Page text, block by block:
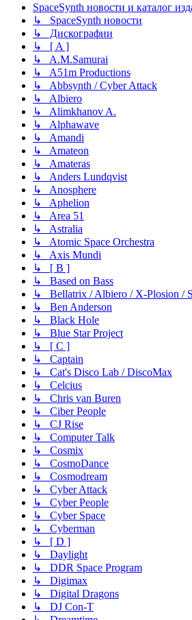
SpaceSynth новости и каталог
↳ SpaceSynth новости
↳ Дискографии
↳ [ A ]
↳ A.M.Samurai
↳ A51m Productions
↳ Abbsynth / Cyber Attack
↳ Albiero
↳ Alimkhanov A.
↳ Alphawave
↳ Amandi
↳ Amateon
↳ Amateras
↳ Anders Lundqvist
↳ Anosphere
↳ Aphelion
↳ Area 51
↳ Astralia
↳ Atomic Space Orchestra
↳ Axis Mundi
↳ [ B ]
↳ Based on Bass
↳ Bellatrix / Albiero / X-Plosion /
↳ Ben Anderson
↳ Black Hole
↳ Blue Star Project
↳ [ C ]
↳ Captain
↳ Cat's Disco Lab / DiscoMax
↳ Celcius
↳ Chris van Buren
↳ Ciber People
↳ CJ Rise
↳ Computer Talk
↳ Cosmix
↳ CosmoDance
↳ Cosmodream
↳ Cyber Attack
↳ Cyber People
↳ Cyber Space
↳ Cyberman
↳ [ D ]
↳ Daylight
↳ DDR Space Program
↳ Digimax
↳ Digital Dragons
↳ DJ Con-T